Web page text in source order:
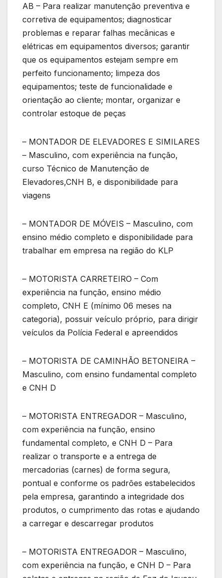
AB – Para realizar manutenção preventiva e
corretiva de equipamentos; diagnosticar
problemas e reparar falhas mecânicas e
elétricas em equipamentos diversos; garantir
que os equipamentos estejam sempre em
perfeito funcionamento; limpeza dos
equipamentos; teste de funcionalidade e
orientação ao cliente; montar, organizar e
controlar estoque de peças
– MONTADOR DE ELEVADORES E SIMILARES
– Masculino, com experiência na função,
curso Técnico de Manutenção de
Elevadores,CNH B, e disponibilidade para
viagens
– MONTADOR DE MÓVEIS – Masculino, com
ensino médio completo e disponibilidade para
trabalhar em empresa na região do KLP
– MOTORISTA CARRETEIRO – Com
experiência na função, ensino médio
completo, CNH E (mínimo 06 meses na
categoria), possuir veículo próprio, para dirigir
veículos da Polícia Federal e apreendidos
– MOTORISTA DE CAMINHÃO BETONEIRA –
Masculino, com ensino fundamental completo
e CNH D
– MOTORISTA ENTREGADOR – Masculino,
com experiência na função, ensino
fundamental completo, e CNH D – Para
realizar o transporte e a entrega de
mercadorias (carnes) de forma segura,
pontual e conforme os padrões estabelecidos
pela empresa, garantindo a integridade dos
produtos, o cumprimento das rotas e ajudando
a carregar e descarregar produtos
– MOTORISTA ENTREGADOR – Masculino,
com experiência na função, e CNH D – Para